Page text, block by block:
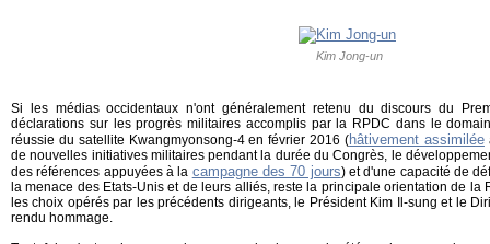
Kim Jong-un
Si les médias occidentaux n'ont généralement retenu du discours du
déclarations sur les progrès militaires accomplis par la RPDC dans le
réussie du satellite Kwangmyonsong-4 en février 2016 (hâtivement assimilée
de nouvelles initiatives militaires pendant la durée du Congrès, le
des références appuyées à la campagne des 70 jours) et d'une capacité de
la menace des Etats-Unis et de leurs alliés, reste la principale orientation de la
les choix opérés par les précédents dirigeants, le Président Kim Il-sung et le
rendu hommage.